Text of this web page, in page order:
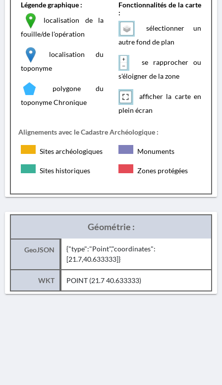
Légende graphique :
localisation de la
fouille/de l'opération
localisation du
toponyme
polygone du
toponyme Chronique
Fonctionnalités de la carte
:
sélectionner un
autre fond de plan
se rapprocher ou
s'éloigner de la zone
afficher la carte en
plein écran
Alignements avec le Cadastre Archéologique :
Sites archéologiques Monuments
Sites historiques Zones protégées
Géométrie :
GeoJSON
{"type":"Point","coordinates":
[21.7,40.633333]}
WKT POINT (21.7 40.633333)